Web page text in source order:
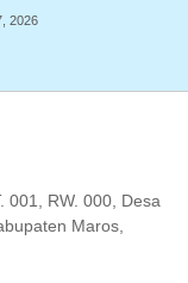
2026
001, RW. 000, Desa
Maros,